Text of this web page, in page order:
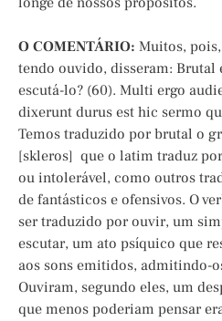
O COMENTÁRIO: Muitos,
tendo ouvido, disseram: Brutal
escutá-lo? (60). Multi ergo
dixerunt durus est hic sermo
Temos traduzido por brutal o
[skleros] que o latim traduz
ou intolerável, como outros
de fantásticos e ofensivos. O
ser traduzido por ouvir, um
escutar, um ato psíquico que
aos sons emitidos, admitindo-
Ouviram, segundo eles, um
que menos poderiam pensar